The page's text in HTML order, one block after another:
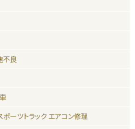
良
ポーツトラック エアコン修理